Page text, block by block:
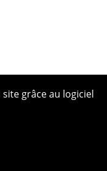
grâce au logiciel